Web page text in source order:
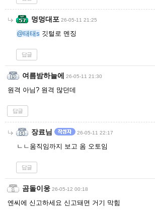
멍멍대포 26-05-11 21:25
@태태s 깃털로 멘징
답글
여름밤하늘에 26-05-11 21:30
원격 아님? 원격 많던데
답글
장료님 26-05-11 22:17
ㄴㄴ움직임까지 보고 옴 오토임
답글
곰돌이웅 26-05-12 00:18
엔씨에 신고하세요 신고돼면 거기 막힘